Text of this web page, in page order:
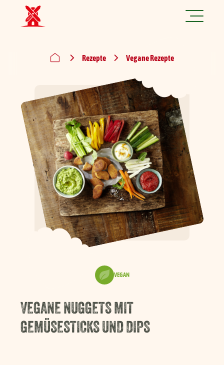
Produkte
Rezepte
Marke
Nachhaltigkeit
Über uns
Händlersuche
FAQ
Rezepte Vegane Rezepte
VEGAN
VEGANE NUGGETS MIT
GEMÜSESTICKS UND DIPS